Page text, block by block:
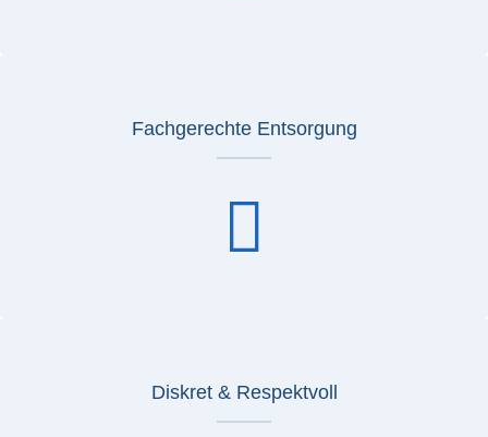
Fachgerechte Entsorgung
Diskret & Respektvoll